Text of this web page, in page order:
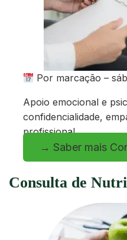
Por marcação –
Apoio emocional e
confidencialidade,
profissional.
→ Saber mais
Consulta de